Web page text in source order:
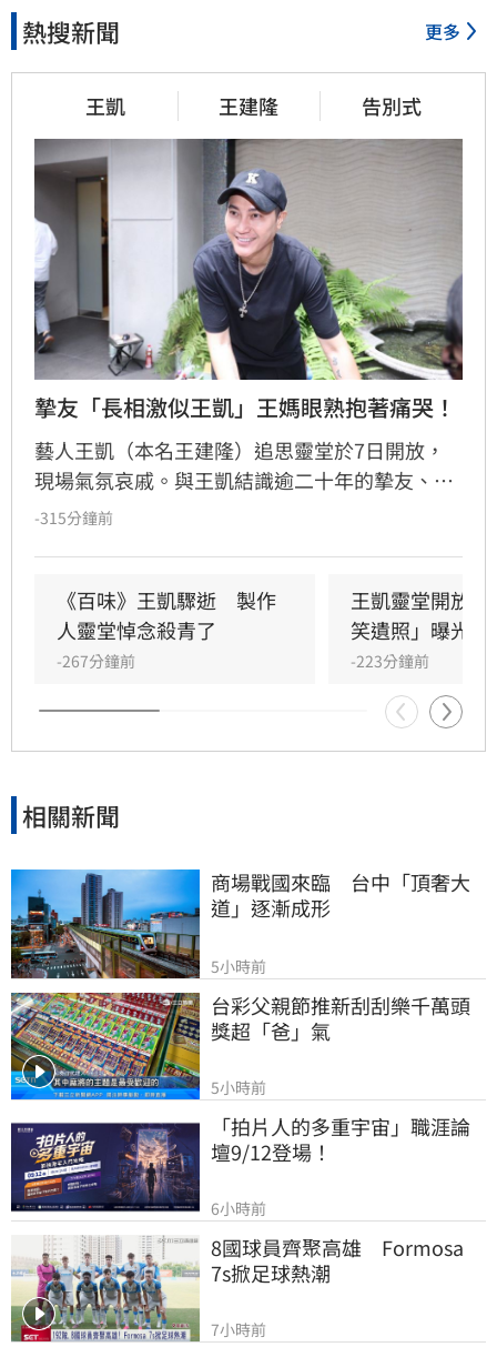
熱搜新聞 更多
王凱 王建隆 告別式
摯友「長相激似王凱」王媽眼熟抱著痛哭！
藝人王凱（本名王建隆）追思靈堂於7日開放，
現場氣氛哀戚。與王凱結識逾二十年的摯友、邱
瓈寬特助Jeff現身協助打點後事。由於兩人外貌
助，演藝圈大姐大邱瓈寬展現義氣，主動承擔治
喪事宜並指派Jeff全程留守，陪伴王凱走完人生
最後一程。這場深厚的兄弟情誼與邱瓈寬的溫暖
義舉，成為家屬在面臨驟變時最堅強的後盾，各
界也紛紛對這
-315分鐘前
《百味》王凱驟逝　製作
人靈堂悼念殺青了
-267分鐘前
王凱靈堂開放
笑遺照」曝光
-223分鐘前
相關新聞
商場戰國來臨　台中「頂奢大
道」逐漸成形
5小時前
台彩父親節推新刮刮樂千萬頭
獎超「爸」氣
5小時前
「拍片人的多重宇宙」職涯論
壇9/12登場！
6小時前
8國球員齊聚高雄　Formosa
7s掀足球熱潮
7小時前